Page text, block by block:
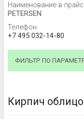
Наименование в
PETERSEN
Телефон
+7 495 032-14-80
ФИЛЬТР ПО
Кирпич